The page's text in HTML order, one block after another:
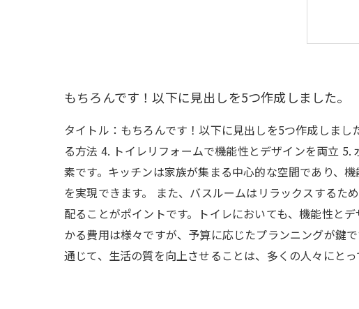
もちろんです！以下に見出しを5つ作成しました。
タイトル：もちろんです！以下に見出しを5つ作成しま
る方法 4. トイレリフォームで機能性とデザインを両立
素です。キッチンは家族が集まる中心的な空間であり、
を実現できます。 また、バスルームはリラックスするた
配ることがポイントです。トイレにおいても、機能性と
かる費用は様々ですが、予算に応じたプランニングが鍵
通じて、生活の質を向上させることは、多くの人々にとっ